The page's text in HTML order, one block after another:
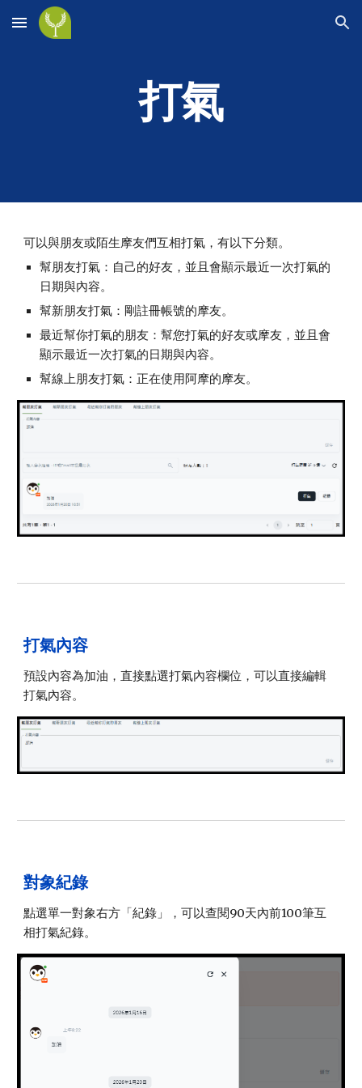
Skip to main content Skip to navigation
打氣
可以與朋友或陌生摩友們互相打氣，有以下分類。
幫朋友打氣：自己的好友，並且會顯示最近一次打氣的
日期與內容。
幫新朋友打氣：剛註冊帳號的摩友。
最近幫你打氣的朋友：幫您打氣的好友或摩友，並且會
顯示最近一次打氣的日期與內容。
幫線上朋友打氣：正在使用阿摩的摩友。
打氣內容
預設內容為加油，直接點選打氣內容欄位，可以直接編輯
打氣內容。
對象紀錄
點選單一對象右方「紀錄」，可以查閱90天內前100筆互
相打氣紀錄。